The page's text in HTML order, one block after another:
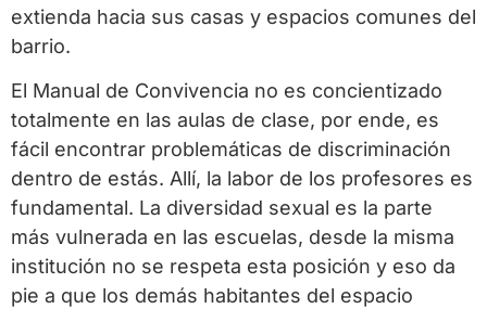
extienda hacia sus casas y espacios comunes del
barrio.
El Manual de Convivencia no es concientizado
totalmente en las aulas de clase, por ende, es
fácil encontrar problemáticas de discriminación
dentro de estás. Allí, la labor de los profesores es
fundamental. La diversidad sexual es la parte
más vulnerada en las escuelas, desde la misma
institución no se respeta esta posición y eso da
pie a que los demás habitantes del espacio